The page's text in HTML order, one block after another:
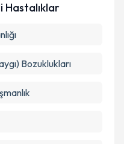
Hastalıklar
Bozuklukları